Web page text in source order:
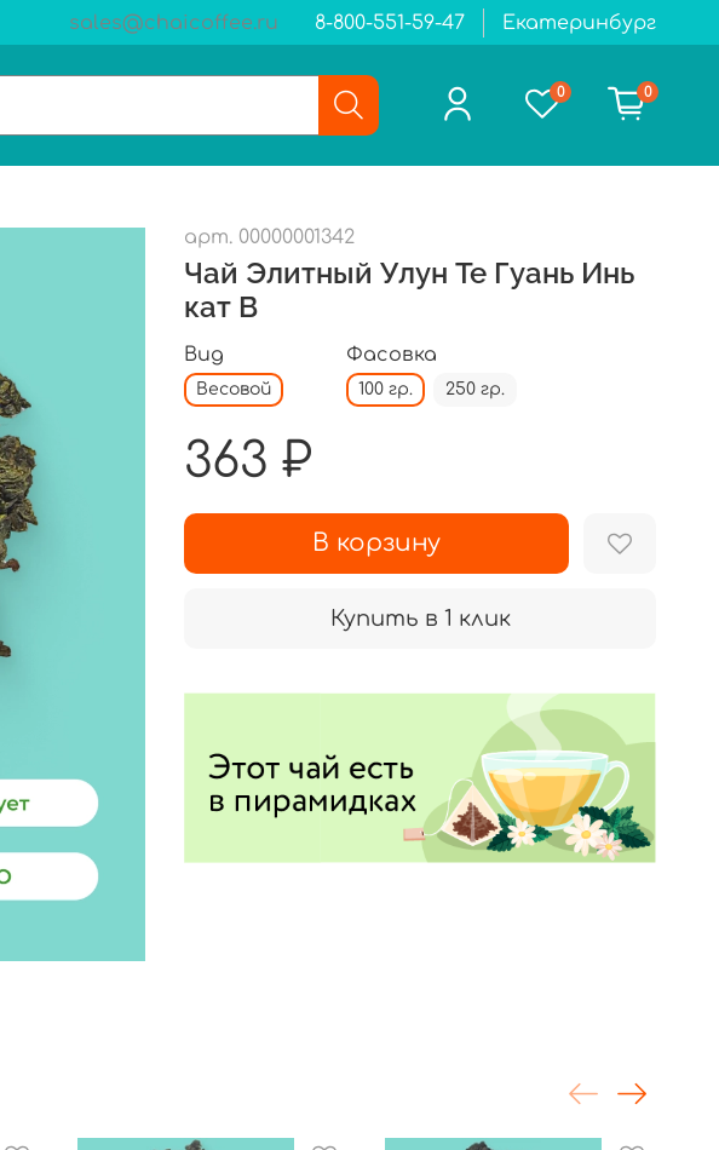
sales@chaicoffee.ru 8-800-551-59-47 Екатеринбург
0 0
арт. 00000001342
Чай Элитный Улун Те Гуань Инь
кат B
Вид
Весовой
Фасовка
100 гр. 250 гр.
363 ₽
В корзину
Купить в 1 клик